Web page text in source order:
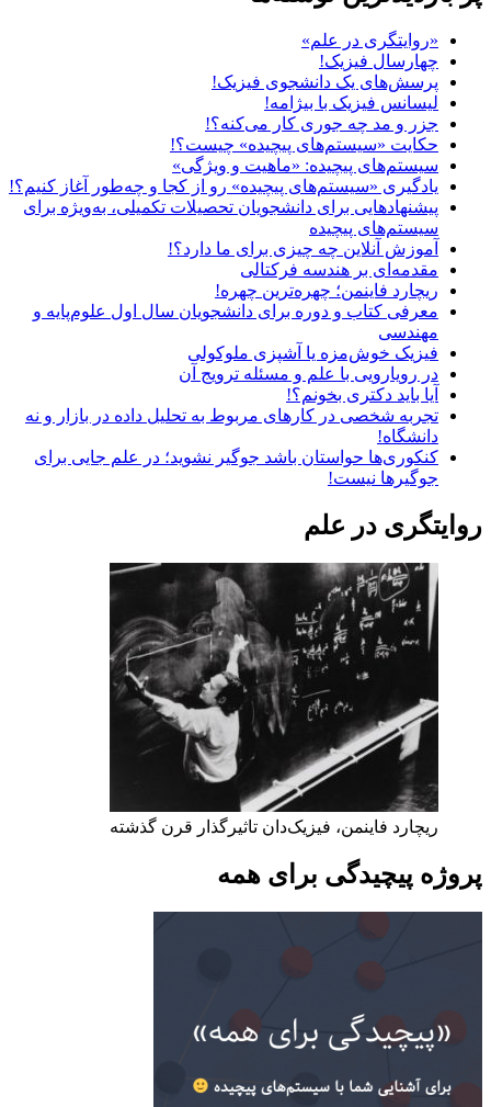
«روایتگری در علم»
چهارسال فیزیک!
پرسش‌های یک دانشجوی فیزیک!
لیسانس فیزیک با بیژامه!
جزر و مد چه جوری کار می‌کنه؟!
حکایت «سیستم‌های پیچیده» چیست؟!
سیستم‌های پیچیده: «ماهیت و ویژگی‌»
یادگیری «سیستم‌های پیچیده» رو از کجا و چه‌طور آغاز کنیم؟!
پیشنهادهایی برای دانشجویان تحصیلات تکمیلی، به‌ویژه برای
سیستم‌های پیچیده
آموزش آنلاین چه چیزی برای ما دارد؟!
مقدمه‌ای بر هندسه فرکتالی
ریچارد فاینمن؛ چهره‌ترین چهره!
معرفی کتاب و دوره برای دانشجویان سال اول علوم‌پایه و
مهندسی
فیزیک خوش‌مزه یا آشپزی ملوکولی
در رویارویی با علم و مسئله ترویج آن
آیا باید دکتری بخونم؟!
تجربه شخصی در کارهای مربوط به تحلیل داده در بازار و نه
دانشگاه!
کنکوری‌ها حواستان باشد جوگیر نشوید؛ در علم جایی برای
جوگیرها نیست!
روایتگری در علم
ریچارد فاینمن، فیزیک‌دان تاثیرگذار قرن گذشته
پروژه پیچیدگی برای همه